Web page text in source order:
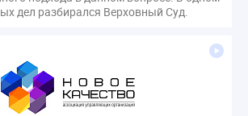
ВДГО
ВКГО
связи
проверки
Интервью
дел разбирался Верховный Суд.